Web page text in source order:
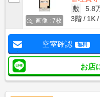
画像 : 7枚
敷
5.8
3階
1K
空室確認 無料
お店